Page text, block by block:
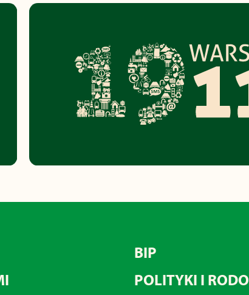
BIP
POLITYKI I RODO